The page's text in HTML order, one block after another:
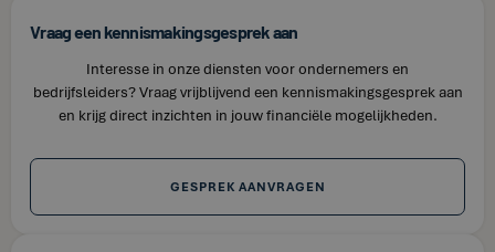
Vraag een kennismakingsgesprek aan
Interesse in onze diensten voor ondernemers en
bedrijfsleiders? Vraag vrijblijvend een kennismakingsgesprek aan
en krijg direct inzichten in jouw financiële mogelijkheden.
GESPREK AANVRAGEN